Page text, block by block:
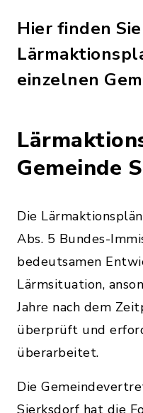
Hier finden
einzelnen
Gemeinde
Die
Abs. 5 Bundes-
bedeutsamen
Lärmsituation,
Jahre nach dem
überprüft und
überarbeitet.
Die
Sierksdorf hat die